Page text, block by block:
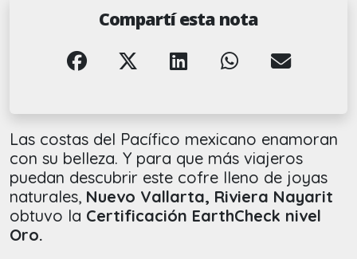
Compartí esta nota
Las costas del Pacífico mexicano enamoran
con su belleza. Y para que más viajeros
puedan descubrir este cofre lleno de joyas
naturales, Nuevo Vallarta, Riviera Nayarit
obtuvo la Certificación EarthCheck nivel
Oro.